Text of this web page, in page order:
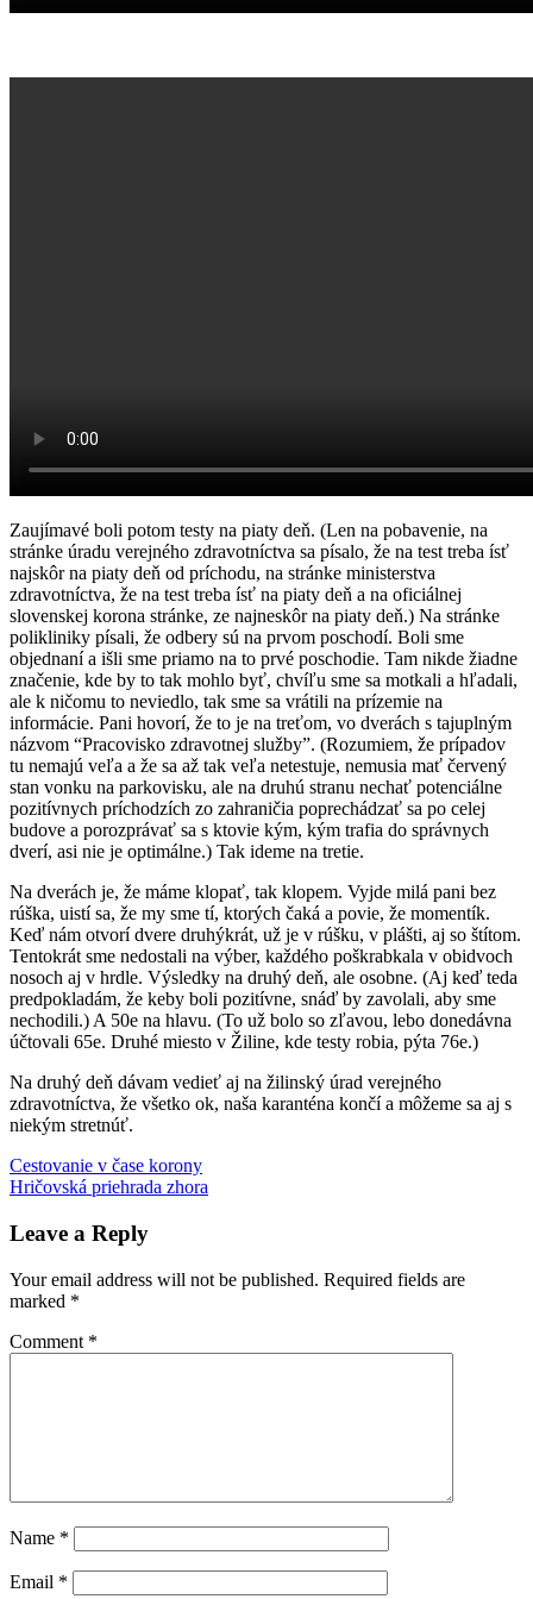
Zaujímavé boli potom testy na piaty deň. (Len na pobavenie, na
stránke úradu verejného zdravotníctva sa písalo, že na test treba ísť
najskôr na piaty deň od príchodu, na stránke ministerstva
zdravotníctva, že na test treba ísť na piaty deň a na oficiálnej
slovenskej korona stránke, ze najneskôr na piaty deň.) Na stránke
polikliniky písali, že odbery sú na prvom poschodí. Boli sme
objednaní a išli sme priamo na to prvé poschodie. Tam nikde žiadne
značenie, kde by to tak mohlo byť, chvíľu sme sa motkali a hľadali,
ale k ničomu to neviedlo, tak sme sa vrátili na prízemie na
informácie. Pani hovorí, že to je na treťom, vo dverách s tajuplným
názvom “Pracovisko zdravotnej služby”. (Rozumiem, že prípadov
tu nemajú veľa a že sa až tak veľa netestuje, nemusia mať červený
stan vonku na parkovisku, ale na druhú stranu nechať potenciálne
pozitívnych príchodzích zo zahraničia poprechádzať sa po celej
budove a porozprávať sa s ktovie kým, kým trafia do správnych
dverí, asi nie je optimálne.) Tak ideme na tretie.
Na dverách je, že máme klopať, tak klopem. Vyjde milá pani bez
rúška, uistí sa, že my sme tí, ktorých čaká a povie, že momentík.
Keď nám otvorí dvere druhýkrát, už je v rúšku, v plášti, aj so štítom.
Tentokrát sme nedostali na výber, každého poškrabkala v obidvoch
nosoch aj v hrdle. Výsledky na druhý deň, ale osobne. (Aj keď teda
predpokladám, že keby boli pozitívne, snáď by zavolali, aby sme
nechodili.) A 50e na hlavu. (To už bolo so zľavou, lebo donedávna
účtovali 65e. Druhé miesto v Žiline, kde testy robia, pýta 76e.)
Na druhý deň dávam vedieť aj na žilinský úrad verejného
zdravotníctva, že všetko ok, naša karanténa končí a môžeme sa aj s
niekým stretnúť.
COVID-
19karanténarozmýšľanie
Post
navigation
Previous
Post:
Cestovanie v čase korony
Next
Hričovská priehrada zhora
Leave a Reply
Your email address will not be published. Required fields are
marked *
Comment *
Name *
Email *